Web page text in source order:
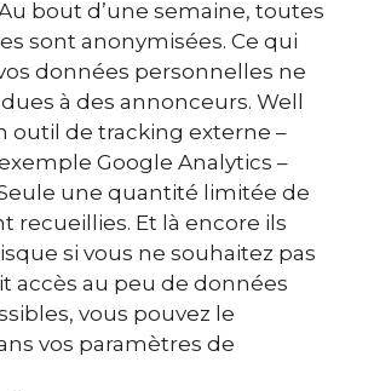
bout d’une semaine, toutes
sont anonymisées. Ce qui
données personnelles ne
à des annonceurs. Well
outil de tracking externe –
Google Analytics –
une quantité limitée de
recueillies. Et là encore ils
si vous ne souhaitez pas
accès au peu de données
vous pouvez le
vos paramètres de